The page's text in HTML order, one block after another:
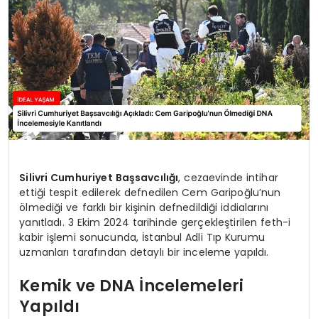
Silivri Cumhuriyet Başsavcılığı, cezaevinde intihar
ettiği tespit edilerek defnedilen Cem Garipoğlu’nun
ölmediği ve farklı bir kişinin defnedildiği iddialarını
yanıtladı. 3 Ekim 2024 tarihinde gerçekleştirilen feth-i
kabir işlemi sonucunda, İstanbul Adli Tıp Kurumu
uzmanları tarafından detaylı bir inceleme yapıldı.
Kemik ve DNA İncelemeleri
Yapıldı